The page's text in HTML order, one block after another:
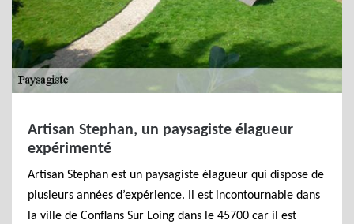
Artisan Stephan, un paysagiste élagueur
expérimenté
Artisan Stephan est un paysagiste élagueur qui dispose de
plusieurs années d’expérience. Il est incontournable dans
la ville de Conflans Sur Loing dans le 45700 car il est